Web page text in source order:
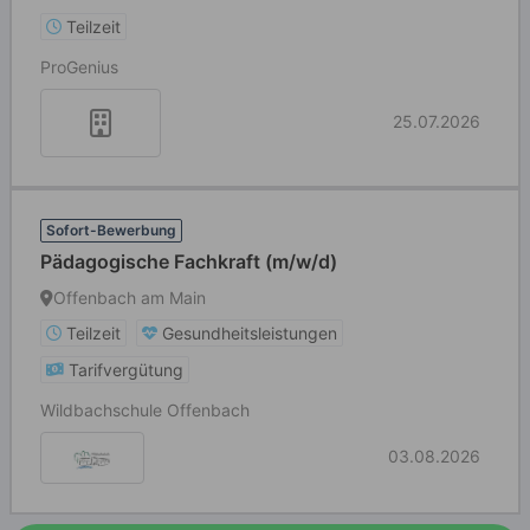
Teilzeit
ProGenius
25.07.2026
Sofort-Bewerbung
Pädagogische Fachkraft (m/w/d)
Offenbach am Main
Teilzeit
Gesundheitsleistungen
Tarifvergütung
Wildbachschule Offenbach
03.08.2026